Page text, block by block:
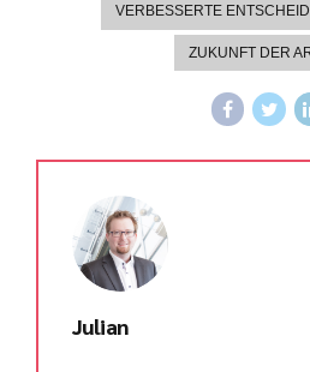
VERBESSERTE
ZUKUNFT DER
Julian